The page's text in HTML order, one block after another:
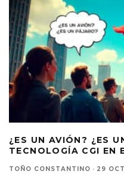
¿ES UN AVIÓN? ¿ES
TECNOLOGÍA CGI EN
TOÑO CONSTANTINO · 29